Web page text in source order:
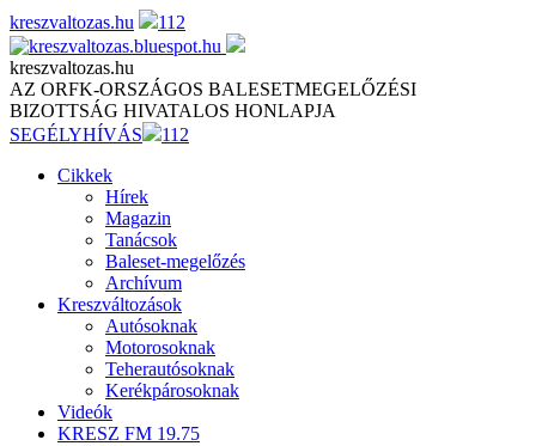
Skip
to
content
kreszvaltozas.hu 112
kreszvaltozas.hu
AZ ORFK-ORSZÁGOS BALESETMEGELŐZÉSI
BIZOTTSÁG HIVATALOS HONLAPJA
SEGÉLYHÍVÁS
112
Cikkek
Hírek
Magazin
Tanácsok
Baleset-megelőzés
Archívum
Kreszváltozások
Autósoknak
Motorosoknak
Teherautósoknak
Kerékpárosoknak
Videók
KRESZ FM 19.75